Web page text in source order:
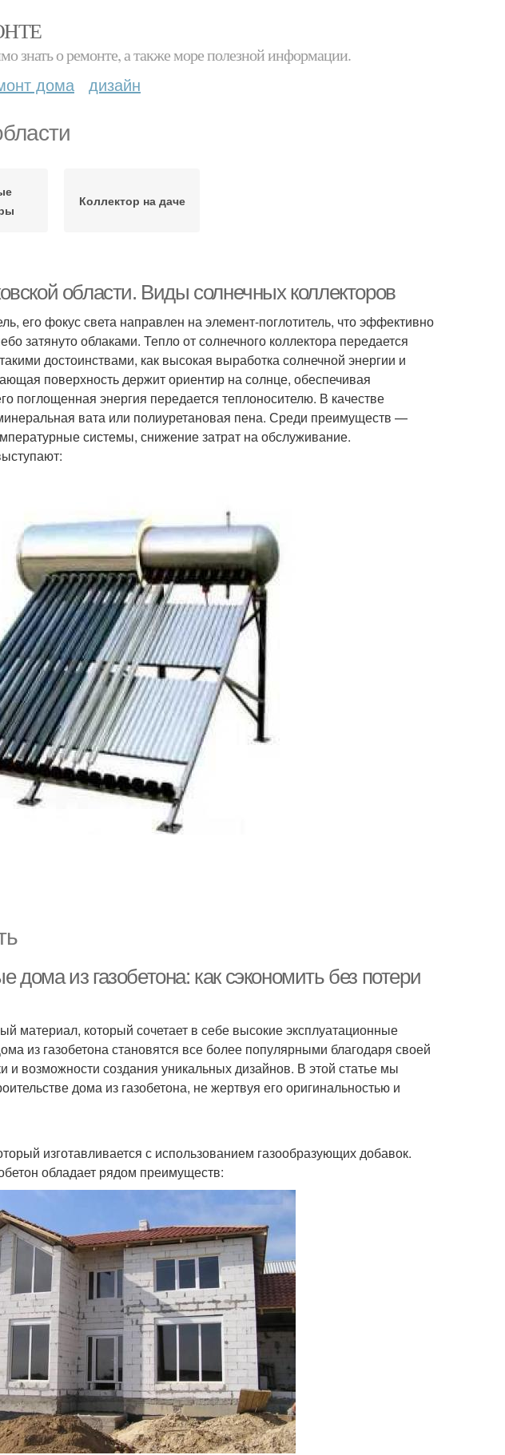
знать о ремонте, а также море полезной информации.
дома дизайн
Коллектор на даче
области. Виды солнечных коллекторов
его фокус света направлен на элемент-поглотитель, что эффективно
затянуто облаками. Тепло от солнечного коллектора передается
достоинствами, как высокая выработка солнечной энергии и
поверхность держит ориентир на солнце, обеспечивая
поглощенная энергия передается теплоносителю. В качестве
вата или полиуретановая пена. Среди преимуществ —
системы, снижение затрат на обслуживание.
из газобетона: как сэкономить без потери
материал, который сочетает в себе высокие эксплуатационные
из газобетона становятся все более популярными благодаря своей
и возможности создания уникальных дизайнов. В этой статье мы
дома из газобетона, не жертвуя его оригинальностью и
изготавливается с использованием газообразующих добавок.
обладает рядом преимуществ: